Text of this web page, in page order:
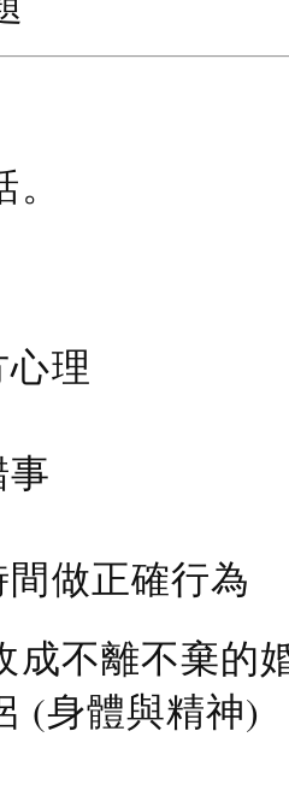
理
做正確行為
成不離不棄的
(身體與精神)